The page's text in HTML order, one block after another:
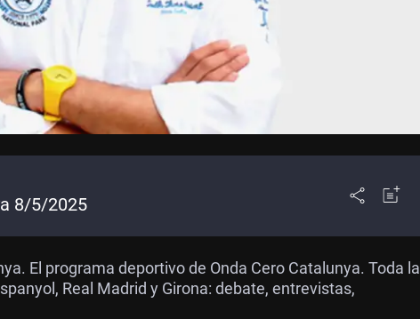
8/5/2025
El programa deportivo de Onda Cero Catalunya. Toda la
Real Madrid y Girona: debate, entrevistas,